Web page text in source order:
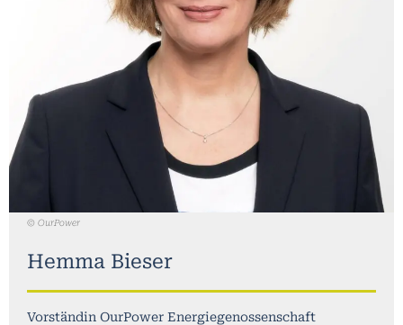
© OurPower
Hemma Bieser
Vorständin OurPower Energiegenossenschaft